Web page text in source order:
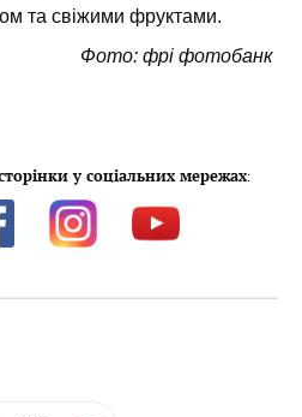
та свіжими фруктами.
Фото: фрі фотобанк
у соціальних мережах: